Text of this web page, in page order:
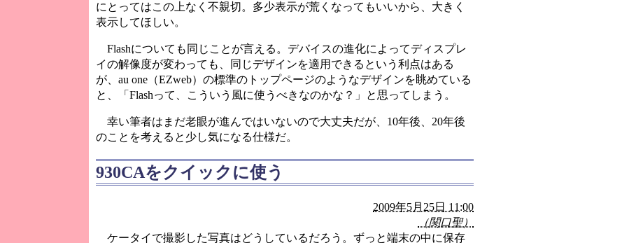
にとってはこの上なく不親切。多少表示が荒くなってもいいから、大きく
表示してほしい。
Flashについても同じことが言える。デバイスの進化によってディスプレ
イの解像度が変わっても、同じデザインを適用できるという利点はある
が、au one（EZweb）の標準のトップページのようなデザインを眺めている
と、「Flashって、こういう風に使うべきなのかな？」と思ってしまう。
幸い筆者はまだ老眼が進んではいないので大丈夫だが、10年後、20年後
のことを考えると少し気になる仕様だ。
930CAをクイックに使う
2009年5月25日 11:00
（関口聖）
ケータイで撮影した写真はどうしているだろう。ずっと端末の中に保存